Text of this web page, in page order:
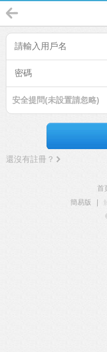
安全提問(未設置請忽略)
還沒有註冊？
首
簡易版